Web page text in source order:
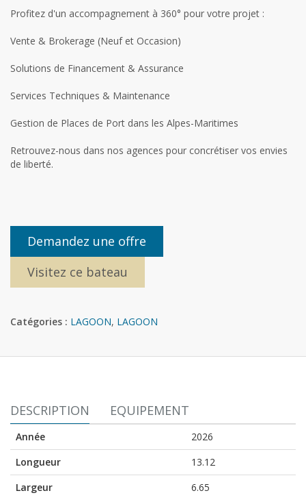
Profitez d'un accompagnement à 360° pour votre projet :
Vente & Brokerage (Neuf et Occasion)
Solutions de Financement & Assurance
Services Techniques & Maintenance
Gestion de Places de Port dans les Alpes-Maritimes
Retrouvez-nous dans nos agences pour concrétiser vos envies
de liberté.
Demandez une offre
Visitez ce bateau
Catégories : LAGOON, LAGOON
DESCRIPTION EQUIPEMENT
Année
2026
Longueur
13.12
Largeur
6.65